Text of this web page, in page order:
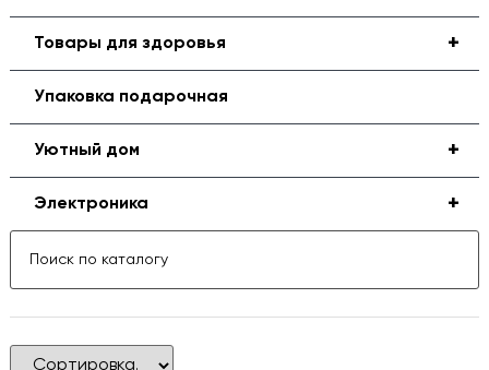
+
Товары для здоровья
Упаковка подарочная
+
Уютный дом
+
Электроника